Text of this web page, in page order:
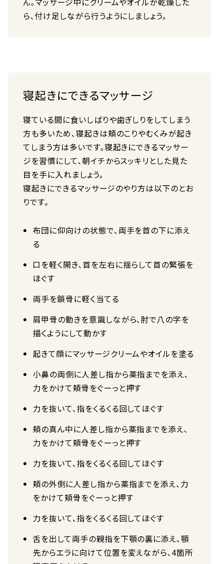
ら、付け足しながら行うようにしましょう。
寝起きにできるマッサージ
寝ている間に食いしばりや歯ぎしりをしてしまう
方も多いため、寝起きは頬のこりやむくみが起き
てしまう方は多いです。寝起きにできるマッサー
ジを習慣にして、朝イチからスッキリとした見た
目を手に入れましょう。
寝起きにできるマッサージのやり方は以下のとお
りです。
布団に仰向けの状態で、両手を首の下に添え
る
口を軽く開き、首を左右に揺らして首の緊張を
ほぐす
両手を鎖骨に軽く当てる
肩甲骨の動きを意識しながら、肘で八の字を
描くようにして動かす
起きて顔にマッサージクリームやオイルを塗る
小鼻の両側に人差し指から薬指までを添え、
力をかけて頬骨をぐーっと押す
力を抜いて、指をくるくる回してほぐす
頬の真ん中に人差し指から薬指までを添え、
力をかけて頬骨をぐーっと押す
力を抜いて、指をくるくる回してほぐす
頬の外側に人差し指から薬指までを添え、力
をかけて頬骨をぐーっと押す
力を抜いて、指をくるくる回してほぐす
舌を出して両手の親指を下顎の裏に添え、顎
先からエラに向けて位置を変えながら、4箇所